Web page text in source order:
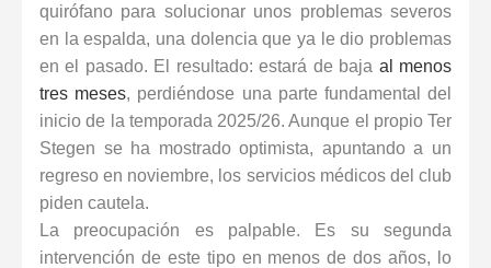
quirófano para solucionar unos problemas severos
en la espalda, una dolencia que ya le dio problemas
en el pasado. El resultado: estará de baja al menos
tres meses, perdiéndose una parte fundamental del
inicio de la temporada 2025/26. Aunque el propio Ter
Stegen se ha mostrado optimista, apuntando a un
regreso en noviembre, los servicios médicos del club
piden cautela.
La preocupación es palpable. Es su segunda
intervención de este tipo en menos de dos años, lo